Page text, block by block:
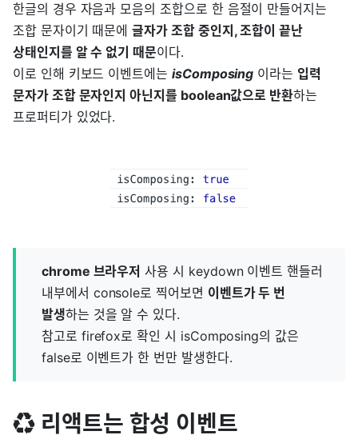
한글의 경우 자음과 모음의 조합으로 한 음절이 만들어지는
조합 문자이기 때문에글자가 조합 중인지, 조합이 끝난
상태인지를 알 수 없기 때문이다.
이로 인해 키보드 이벤트에는 isComposing 이라는 입력
문자가 조합 문자인지 아닌지를 boolean값으로 반환하는
프로퍼티가 있었다.
chrome 브라우저 사용 시 keydown 이벤트 핸들러
내부에서 console로 찍어보면 이벤트가 두 번
발생하는 것을 알 수 있다.
참고로 firefox로 확인 시 isComposing의 값은
false로 이벤트가 한 번만 발생한다.
♻️ 리액트는 합성 이벤트